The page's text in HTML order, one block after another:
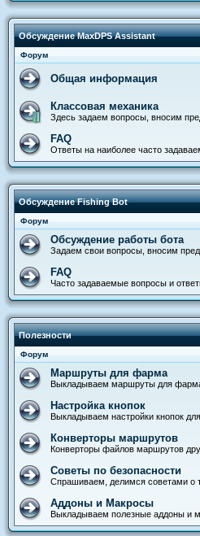
Обсуждение MaxDPS Assistant
Форум
Общая информация
Классовая механика
Здесь задаем вопросы, вносим
FAQ
Ответы на наиболее часто
Обсуждение Fishing Bot
Форум
Обсуждение работы бота
Задаем свои вопросы, вносим
FAQ
Часто задаваемые вопросы и
Полезности
Форум
Маршруты для фарма
Выкладываем маршруты для
Настройка кнопок
Выкладываем настройки кнопок
Конверторы маршрутов
Конверторы файлов маршрутов
Советы по безопасности
Спрашиваем, делимся советами о
Аддоны и Макросы
Выкладываем полезные аддоны и